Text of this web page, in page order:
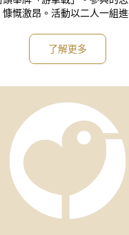
慨激昂。活動以二人一組
此舉牌行動，看見超過三個
事長說明此次陳情訴求的內容
告彰化大城溼地為國際級的重
了解更多